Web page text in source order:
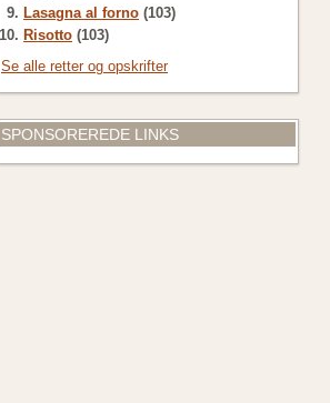
Lasagna al forno (103)
Risotto (103)
Se alle retter og opskrifter
SPONSOREREDE LINKS